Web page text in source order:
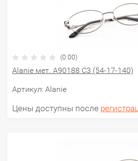
(0.00)
Alanie мет. A90188 C3 (54-17-140)
Артикул: Alanie
Цены доступны после